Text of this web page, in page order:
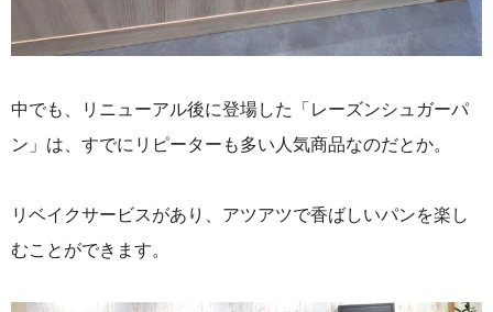
中でも、リニューアル後に登場した「レーズンシュガーパ
ン」は、すでにリピーターも多い人気商品なのだとか。
リベイクサービスがあり、アツアツで香ばしいパンを楽し
むことができます。